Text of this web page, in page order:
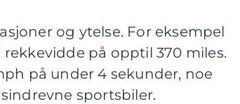
og ytelse. For eksempel
på opptil 370 miles.
på under 4 sekunder, noe
sportsbiler.